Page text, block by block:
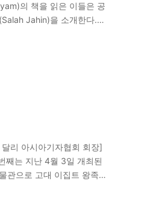
의 책을 읽은 이들은 공
Jahin)을 소개한다.
리 아시아기자협회 회장]
째는 지난 4월 3일 개최된
관으로 고대 이집트 왕족